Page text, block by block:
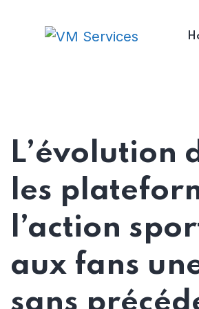
L’évolution
les
l’action
aux fans
sans